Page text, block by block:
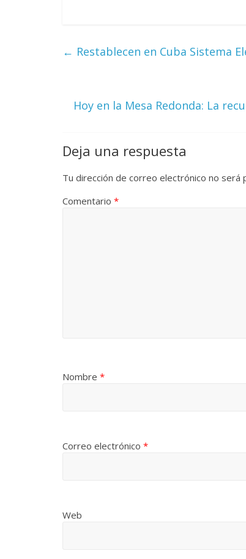
← Restablecen en Cuba Sistema
Hoy en la Mesa Redonda: La
Deja una respuesta
Tu dirección de correo electrónico no será
Comentario *
Nombre *
Correo electrónico *
Web
Un vergel en las nieblas de
la nostalgia